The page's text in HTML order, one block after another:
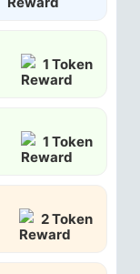
1 Token
1 Token
2 Token